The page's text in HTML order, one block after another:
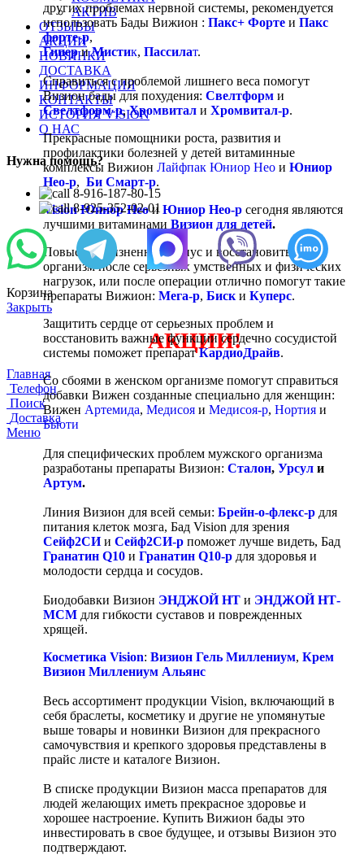
других проблемах нервной системы, рекомендуется
использовать Бады Вижион : Пакс+ Форте и Пакс
форте-р,
ГипериМистик, Пассилат.
Справиться с проблемой лишнего веса помогут
Визион бады для похудения: Свелтформ и
Свелтформ-р,Хромвитал и Хромвитал-р.
Прекрасные помощники роста, развития и
профилактики болезней у детей витаминные
комплексы Вижион Лайфпак Юниор Нео и Юниор
Нео-р, Би Смарт-р.
Vision Юниор НеоиЮниор Нео-р сегодня являются
лучшими витаминами Визион для детей.
Повысить жизненный тонус и восстановить
организм после серьезных умственных и физических
нагрузок, или после операции отлично помогут такие
препараты Вижион: Мега-р, Биск и Куперс.
Защитить сердце от серьезных проблем и
восстановить важные функции сердечно сосудистой
системы поможет препаратКардиоДрайв.
Со сбоями в женском организме помогут справиться
добавки Вижен созданные специально для женщин:
Вижен Артемида, Медисоя и Медисоя-р, Нортия и
Бьюти
Для специфических проблем мужского организма
разработаны препараты Визион: Сталон, Урсул и
Артум.
Линия Визион для всей семьи: Брейн-о-флекс-р для
питания клеток мозга, Бад Vision для зрения
Сейф2СИ и Сейф2СИ-р поможет лучше видеть, Бад
Гранатин Q10 и Гранатин Q10-р для здоровья и
молодости сердца и сосудов.
Биодобавки Визион ЭНДЖОЙ НТ и ЭНДЖОЙ НТ-
МСМ для гибкости суставов и поврежденных
хрящей.
Косметика Vision: Визион Гель Миллениум, Крем
Визион Миллениум Альянс
Весь ассортимент продукции Vision, включающий в
себя браслеты, косметику и другие не упомянутые
выше товары и новинки Визион для прекрасного
самочувствия и крепкого здоровья представлены в
прайс листе и каталоге Визион.
В списке продукции Визион масса препаратов для
людей желающих иметь прекрасное здоровье и
хорошее настроение. Купить Вижион бады это
инвестировать в свое будущее, и отзывы Визион это
подтверждают.
АКТИВ
ОТЗЫВЫ
АКЦИИ
НОВИНКИ
ДОСТАВКА
ИНФОРМАЦИЯ
КОНТАКТЫ
ИСТОРИЯ VISION
О НАС
Нужна помощь?
8-916-187-80-15
8-925-352-02-01
Корзина
Закрыть
АКЦИИ!
Главная
Телефон
Поиск
Доставка
Меню